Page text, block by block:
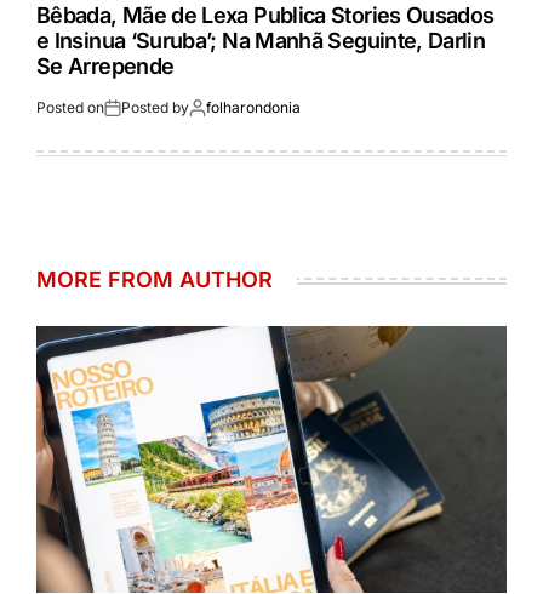
Bêbada, Mãe de Lexa Publica Stories Ousados
e Insinua ‘Suruba’; Na Manhã Seguinte, Darlin
Se Arrepende
Posted on Posted by folharondonia
MORE FROM AUTHOR